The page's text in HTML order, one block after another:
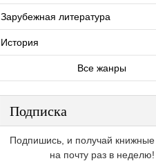
Зарубежная литература
История
Все жанры
Подписка
Подпишись, и получай книжные
на почту раз в неделю!